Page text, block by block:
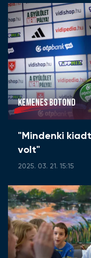
KEMENES BOTOND
"Mindenki
volt"
2025. 03. 21. 15:15